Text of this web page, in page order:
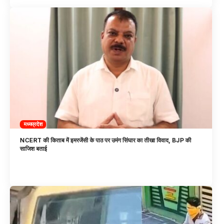
मध्यप्रदेश
NCERT की किताब में इमरजेंसी के पाठ पर उमंग सिंघार का तीखा विवाद, BJP की
साजिश बताई